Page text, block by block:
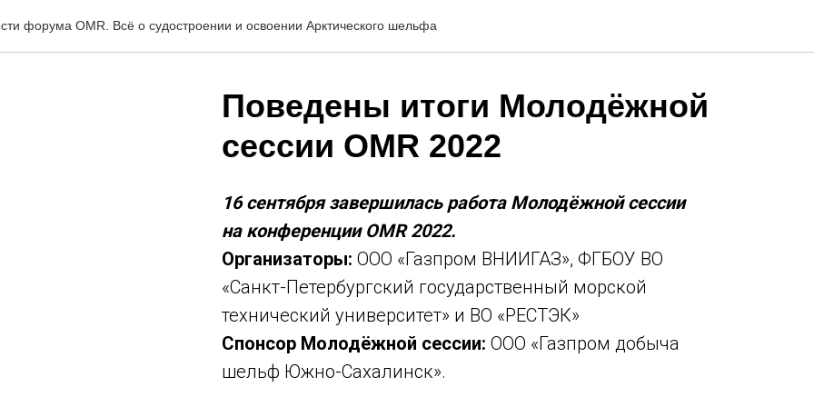
форума OMR. Всё о судостроении и освоении Арктического шельфа
Поведены итоги Молодёжной
сессии OMR 2022
16 сентября завершилась работа Молодёжной сессии
на конференции OMR 2022.
Организаторы: ООО «Газпром ВНИИГАЗ», ФГБОУ ВО
«Санкт-Петербургский государственный морской
технический университет» и ВО «РЕСТЭК»
Спонсор Молодёжной сессии: ООО «Газпром добыча
шельф Южно-Сахалинск».